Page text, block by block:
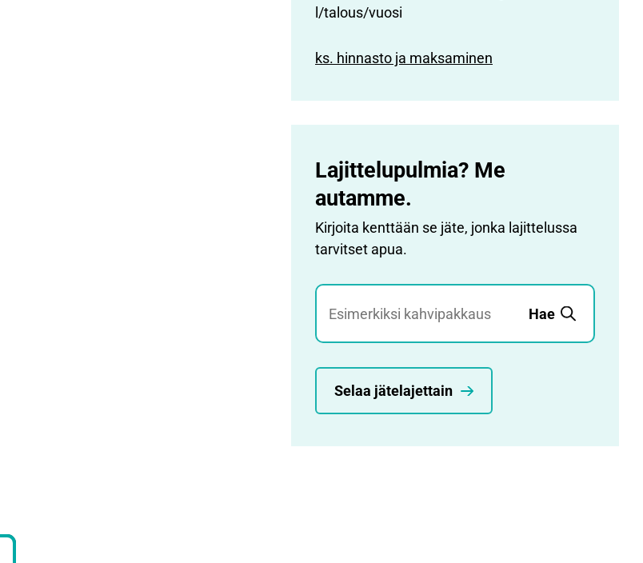
l/talous/vuosi
ks. hinnasto ja maksaminen
Lajittelupulmia? Me
autamme.
Kirjoita kenttään se jäte, jonka lajittelussa
tarvitset apua.
Jätehaku
Hae
Selaa jätelajettain